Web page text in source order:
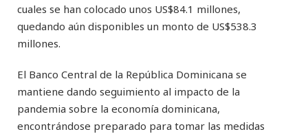
cuales se han colocado unos US$84.1 millones,
quedando aún disponibles un monto de US$538.3
millones.
El Banco Central de la República Dominicana se
mantiene dando seguimiento al impacto de la
pandemia sobre la economía dominicana,
encontrándose preparado para tomar las medidas